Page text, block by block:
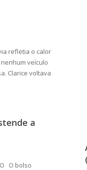
refletia o calor
veículo
Clarice voltava
a
O bolso